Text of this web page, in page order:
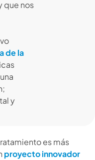
que nos
de la
y
es más
proyecto innovador